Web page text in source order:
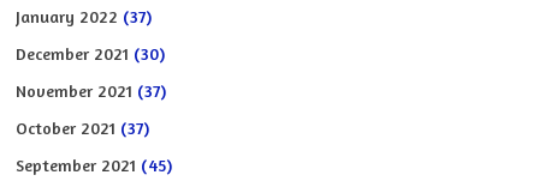
January 2022 (37)
December 2021 (30)
November 2021 (37)
October 2021 (37)
September 2021 (45)